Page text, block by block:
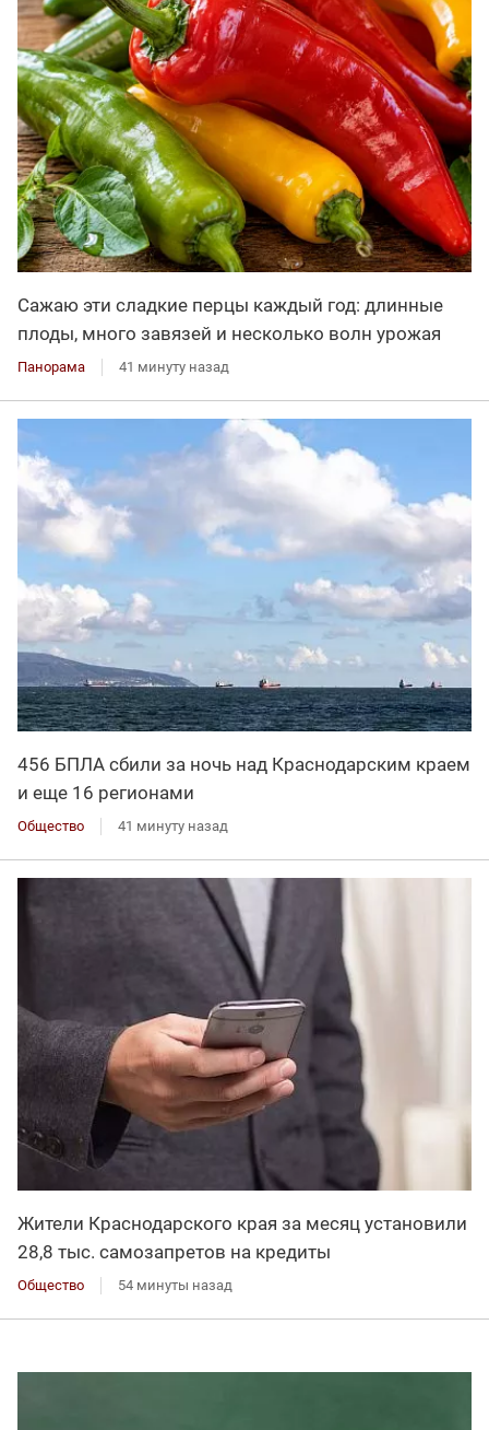
Сажаю эти сладкие перцы каждый год: длинные
плоды, много завязей и несколько волн урожая
Панорама 41 минуту назад
456 БПЛА сбили за ночь над Краснодарским краем
и еще 16 регионами
Общество 41 минуту назад
Жители Краснодарского края за месяц установили
28,8 тыс. самозапретов на кредиты
Общество 54 минуты назад